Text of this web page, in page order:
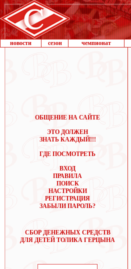
новости сезон чемпионат
ОБЩЕНИЕ НА САЙТЕ
ЭТО ДОЛЖЕН
ЗНАТЬ КАЖДЫЙ!!!
ГДЕ ПОСМОТРЕТЬ
ВХОД
ПРАВИЛА
ПОИСК
НАСТРОЙКИ
РЕГИСТРАЦИЯ
ЗАБЫЛИ ПАРОЛЬ?
СБОР ДЕНЕЖНЫХ СРЕДСТВ
ДЛЯ ДЕТЕЙ ТОЛИКА ГЕРЦЫНА